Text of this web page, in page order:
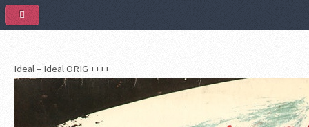
Ideal – Ideal ORIG ++++